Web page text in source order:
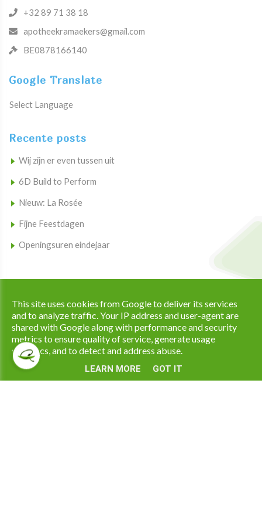
+32 89 71 38 18
apotheekramaekers@gmail.com
BE0878166140
Google Translate
Select Language
Recente posts
Wij zijn er even tussen uit
6D Build to Perform
Nieuw: La Rosée
Fijne Feestdagen
Openingsuren eindejaar
Privacy & Cookies|UP-TO-DATE WebDesign
This site uses cookies from Google to deliver its services
and to analyze traffic. Your IP address and user-agent are
shared with Google along with performance and security
metrics to ensure quality of service, generate usage
statistics, and to detect and address abuse.
LEARN MORE GOT IT